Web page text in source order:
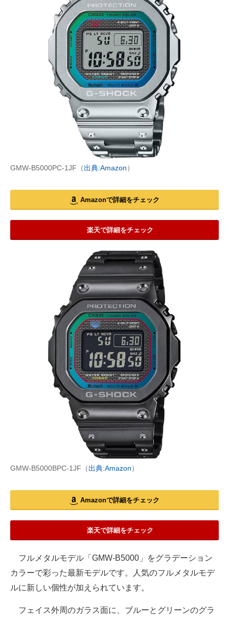
GMW-B5000PC-1JF（出典:Amazon）
Amazonで詳細をチェック
楽天で詳細をチェック
GMW-B5000BPC-1JF（出典:Amazon）
Amazonで詳細をチェック
楽天で詳細をチェック
フルメタルモデル「GMW-B5000」をグラデーション
カラーで彩った最新モデルです。人気のフルメタルモデ
ルに新しい個性が加えられています。
フェイス外周のガラス面に、ブルーとグリーンのグラ